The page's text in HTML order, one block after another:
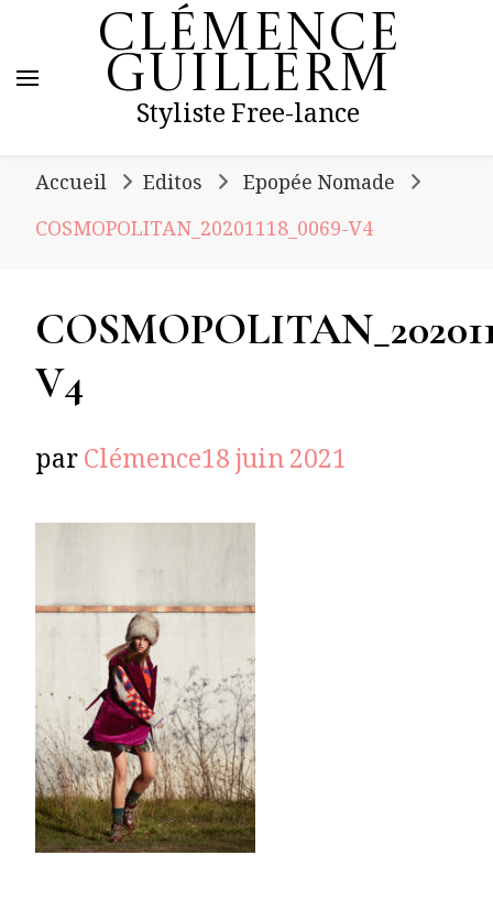
Clémence
Guillerm
Styliste Free-lance
Accueil Editos
Epopée Nomade
COSMOPOLITAN_20201118_0069-V4
V4
parClémence18 juin 2021